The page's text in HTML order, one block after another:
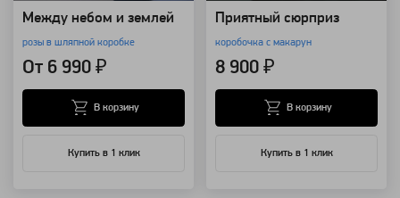
Между небом и землей
розы в шляпной коробке
От 6 990 ₽
Купить в 1 клик
В корзину
Приятный сюрприз
коробочка с макарун
8 900 ₽
Купить в 1 клик
В корзину